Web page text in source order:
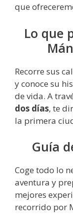
que
Lo que
Recorre sus
y conoce su
de vida. A
dos días, te
la primera
Guía
Coge todo lo
aventura y
mejores
recorrido por